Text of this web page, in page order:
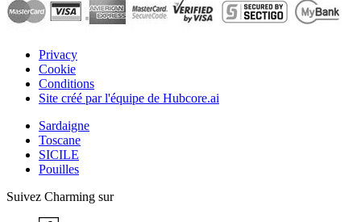
Privacy
Cookie
Conditions
Site créé par l'équipe de Hubcore.ai
Sardaigne
Toscane
SICILE
Pouilles
Suivez Charming sur